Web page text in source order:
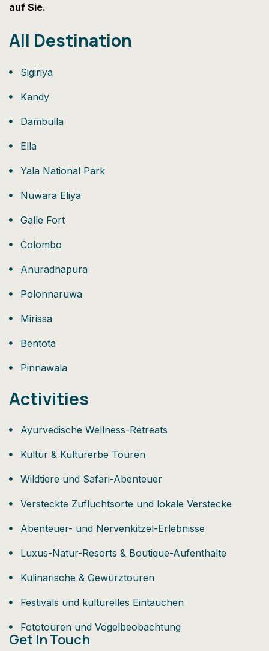
auf Sie.
All Destination
Sigiriya
Kandy
Dambulla
Ella
Yala National Park
Nuwara Eliya
Galle Fort
Colombo
Anuradhapura
Polonnaruwa
Mirissa
Bentota
Pinnawala
Activities
Ayurvedische Wellness-Retreats
Kultur & Kulturerbe Touren
Wildtiere und Safari-Abenteuer
Versteckte Zufluchtsorte und lokale Verstecke
Abenteuer- und Nervenkitzel-Erlebnisse
Luxus-Natur-Resorts & Boutique-Aufenthalte
Kulinarische & Gewürztouren
Festivals und kulturelles Eintauchen
Fototouren und Vogelbeobachtung
Get In Touch